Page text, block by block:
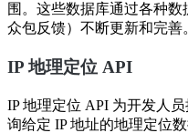
围。这些数据库通过各种
众包反馈）不断更新和完善
IP 地理定位 API
IP 地理定位 API 为开发人
询给定 IP 地址的地理定位